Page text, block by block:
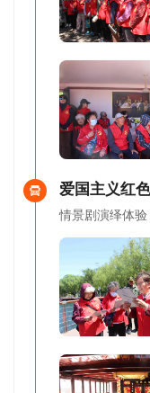
爱国主义红
情景剧演绎体验